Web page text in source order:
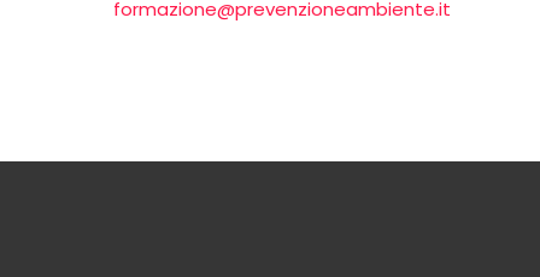
formazione@prevenzioneambiente.it